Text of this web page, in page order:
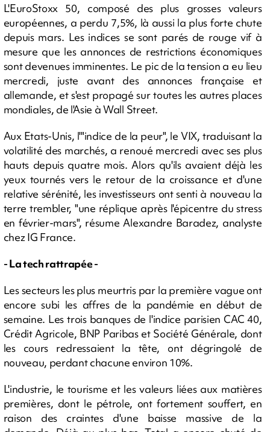
L'EuroStoxx 50, composé des plus grosses valeurs
européennes, a perdu 7,5%, là aussi la plus forte chute
depuis mars. Les indices se sont parés de rouge vif à
mesure que les annonces de restrictions économiques
sont devenues imminentes. Le pic de la tension a eu lieu
mercredi, juste avant des annonces française et
allemande, et s'est propagé sur toutes les autres places
mondiales, de l'Asie à Wall Street.
Aux Etats-Unis, l'"indice de la peur", le VIX, traduisant la
volatilité des marchés, a renoué mercredi avec ses plus
hauts depuis quatre mois. Alors qu'ils avaient déjà les
yeux tournés vers le retour de la croissance et d'une
relative sérénité, les investisseurs ont senti à nouveau la
terre trembler, "une réplique après l'épicentre du stress
en février-mars", résume Alexandre Baradez, analyste
chez IG France.
- La tech rattrapée -
Les secteurs les plus meurtris par la première vague ont
encore subi les affres de la pandémie en début de
semaine. Les trois banques de l'indice parisien CAC 40,
Crédit Agricole, BNP Paribas et Société Générale, dont
les cours redressaient la tête, ont dégringolé de
nouveau, perdant chacune environ 10%.
L'industrie, le tourisme et les valeurs liées aux matières
premières, dont le pétrole, ont fortement souffert, en
raison des craintes d'une baisse massive de la